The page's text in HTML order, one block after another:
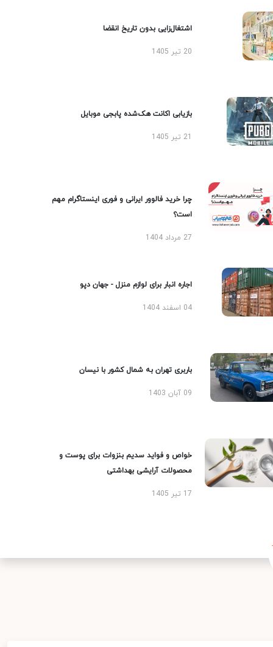
اشتغال‌زایی بدون تاریخ انقضا
20 تیر 1405
بازیابی اکانت هک‌شده پابجی موبایل
چرا خرید فالوور ایرانی و فوری اینستاگرام مهم
است؟
27 مرداد 1404
اجاره انبار برای لوازم منزل - جهان دپو
04 اسفند 1404
باربری تهران به شمال کشور با نیسان
09 آبان 1403
خواص و فواید سدیم بنزوات برای پوست و
محصولات آرایشی بهداشتی
17 تیر 1405